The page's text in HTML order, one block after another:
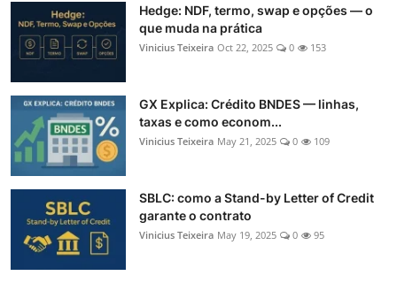
Hedge: NDF, termo, swap e opções — o
que muda na prática
Vinicius Teixeira Oct 22, 2025 0 153
GX Explica: Crédito BNDES — linhas,
taxas e como econom...
Vinicius Teixeira May 21, 2025 0 109
SBLC: como a Stand-by Letter of Credit
garante o contrato
Vinicius Teixeira May 19, 2025 0 95